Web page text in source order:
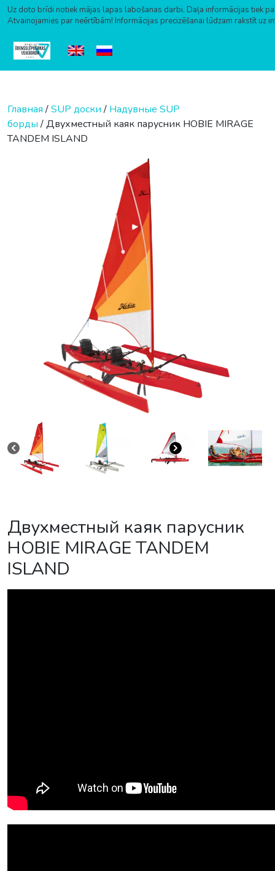
Uz doto brīdi notiek mājas lapas labošanas darbi. Daļa informācijas tiek
Atvainojamies par neērtībām! Informācijas precizēšanai lūdzam rakstīt uz
Главная/SUP доски/ Надувные SUP
борды/ Двухместный каяк парусник HOBIE MIRAGE
TANDEM ISLAND
Двухместный каяк парусник
HOBIE MIRAGE TANDEM
ISLAND